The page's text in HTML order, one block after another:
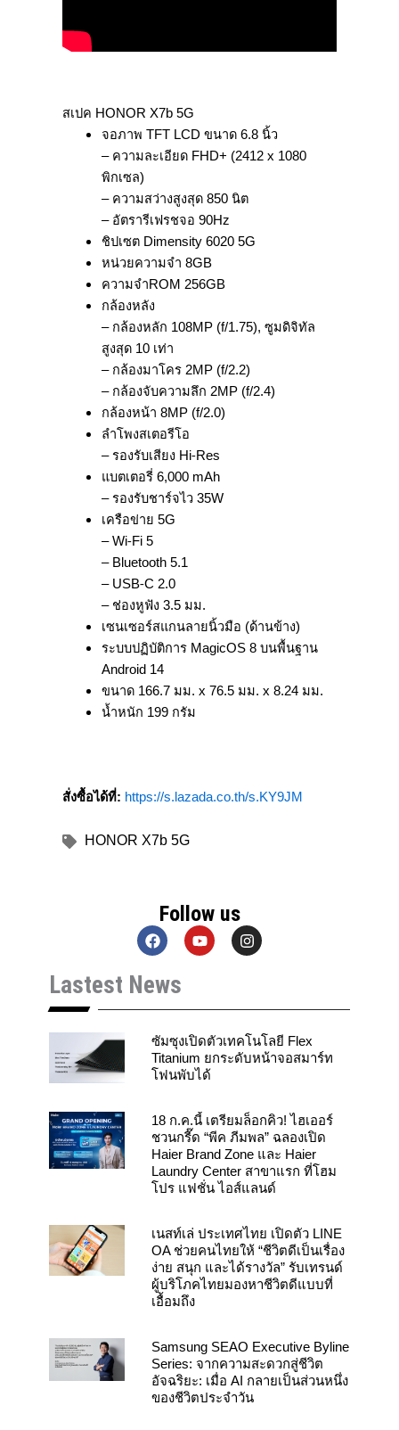
สเปค HONOR X7b 5G
จอภาพ TFT LCD ขนาด 6.8 นิ้ว
– ความละเอียด FHD+ (2412 x 1080
พิกเซล)
– ความสว่างสูงสุด 850 นิต
– อัตรารีเฟรชจอ 90Hz
ชิปเซต Dimensity 6020 5G
หน่วยความจำ 8GB
ความจำROM 256GB
กล้องหลัง
– กล้องหลัก 108MP (f/1.75), ซูมดิจิทัล
สูงสุด 10 เท่า
– กล้องมาโคร 2MP (f/2.2)
– กล้องจับความลึก 2MP (f/2.4)
กล้องหน้า 8MP (f/2.0)
ลำโพงสเตอรีโอ
– รองรับเสียง Hi-Res
แบตเตอรี่ 6,000 mAh
– รองรับชาร์จไว 35W
เครือข่าย 5G
– Wi-Fi 5
– Bluetooth 5.1
– USB-C 2.0
– ช่องหูฟัง 3.5 มม.
เซนเซอร์สแกนลายนิ้วมือ (ด้านข้าง)
ระบบปฏิบัติการ MagicOS 8 บนพื้นฐาน
Android 14
ขนาด 166.7 มม. x 76.5 มม. x 8.24 มม.
น้ำหนัก 199 กรัม
สั่งซื้อได้ที่: https://s.lazada.co.th/s.KY9JM
HONOR X7b 5G
Follow us
F
a
e
b
o
k
Y
o
b
I
n
g
a
m
Lastest News
ซัมซุงเปิดตัวเทคโนโลยี Flex
Titanium ยกระดับหน้าจอสมาร์ท
โฟนพับได้
18 ก.ค.นี้ เตรียมล็อกคิว! ไฮเออร์
ชวนกรี๊ด “พีค ภีมพล” ฉลองเปิด
Haier Brand Zone และ Haier
Laundry Center สาขาแรก ที่โฮม
โปร แฟชั่น ไอส์แลนด์
เนสท์เล่ ประเทศไทย เปิดตัว LINE
OA ช่วยคนไทยให้ “ชีวิตดีเป็นเรื่อง
ง่าย สนุก และได้รางวัล” รับเทรนด์
ผู้บริโภคไทยมองหาชีวิตดีแบบที่
เอื้อมถึง
Samsung SEAO Executive Byline
Series: จากความสะดวกสู่ชีวิต
อัจฉริยะ: เมื่อ AI กลายเป็นส่วนหนึ่ง
ของชีวิตประจำวัน